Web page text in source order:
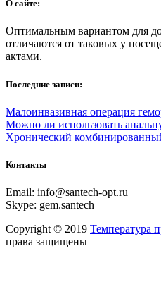
О сайте:
Оптимальным вариантом для
отличаются от таковых у
актами.
Последние записи:
Малоинвазивная операция
Можно ли использовать
Хронический
Контакты
Email: info@santech-opt.ru
Skype: gem.santech
Copyright © 2019 Температура
права защищены